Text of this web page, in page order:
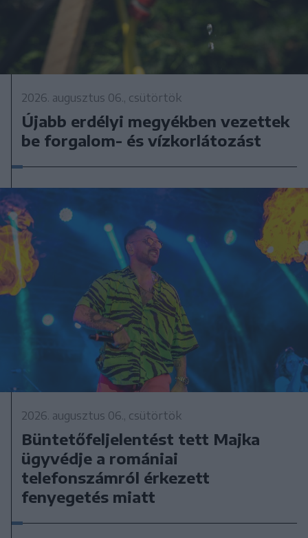
2026. augusztus 06., csütörtök
Újabb erdélyi megyékben vezettek
be forgalom- és vízkorlátozást
2026. augusztus 06., csütörtök
Büntetőfeljelentést tett Majka
ügyvédje a romániai
telefonszámról érkezett
fenyegetés miatt